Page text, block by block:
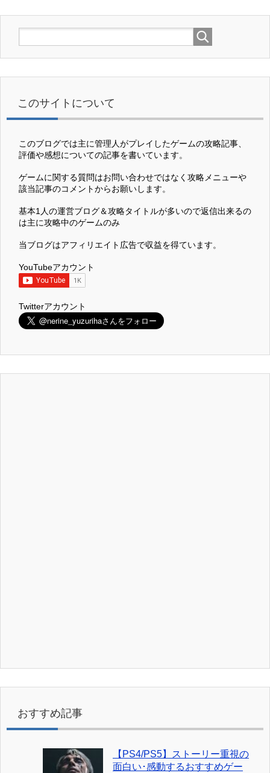
このサイトについて
このブログでは主に管理人がプレイしたゲームの攻略記事、
評価や感想についての記事を書いています。
ゲームに関する質問はお問い合わせではなく攻略メニューや
該当記事のコメントからお願いします。
基本1人の運営ブログ＆攻略タイトルが多いので返信出来るの
は主に攻略中のゲームのみ
当ブログはアフィリエイト広告で収益を得ています。
YouTubeアカウント
Twitterアカウント
おすすめ記事
【PS4/PS5】ストーリー重視の
面白い･感動するおすすめゲー